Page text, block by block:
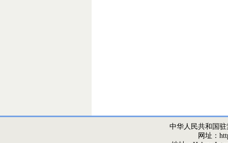
中华人民共和国
网址：